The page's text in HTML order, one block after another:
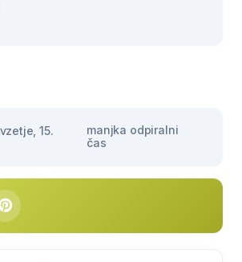
15.
manjka odpiralni
čas